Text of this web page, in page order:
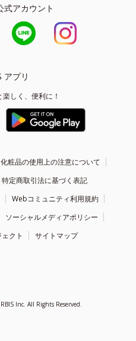
式アカウント
アプリ
しく、便利に！
化粧品の使用上の注意について
特定商取引法に基づく表記
Webコミュニティ利用規約
ソーシャルメディアポリシー
クト
サイトマップ
Inc. All Rights Reserved.